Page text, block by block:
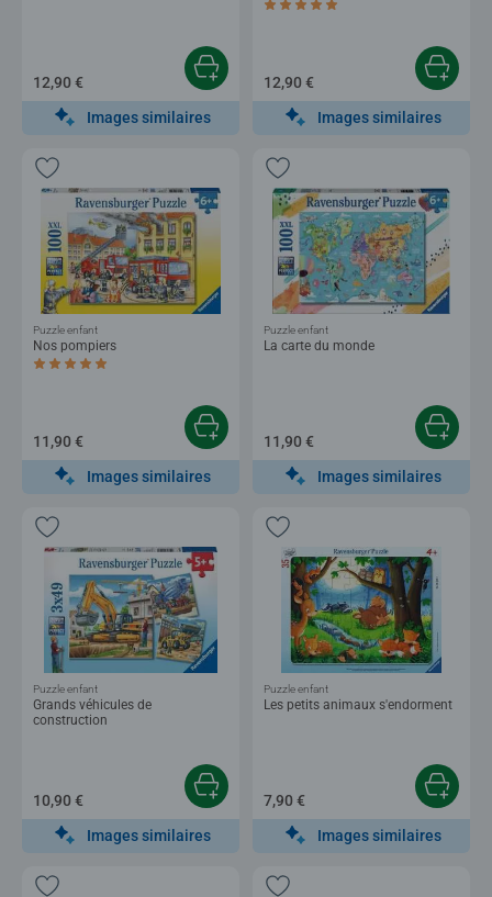
12,90 €
Images similaires
Average rating 5,0 out of 5 stars.
12,90 €
Images similaires
Nos pompiers
Average rating 5,0 out of 5 stars.
Puzzle enfant
11,90 €
Images similaires
La carte du monde
Puzzle enfant
11,90 €
Images similaires
Grands véhicules de
construction
Puzzle enfant
10,90 €
Images similaires
Les petits animaux s'endorment
Puzzle enfant
7,90 €
Images similaires